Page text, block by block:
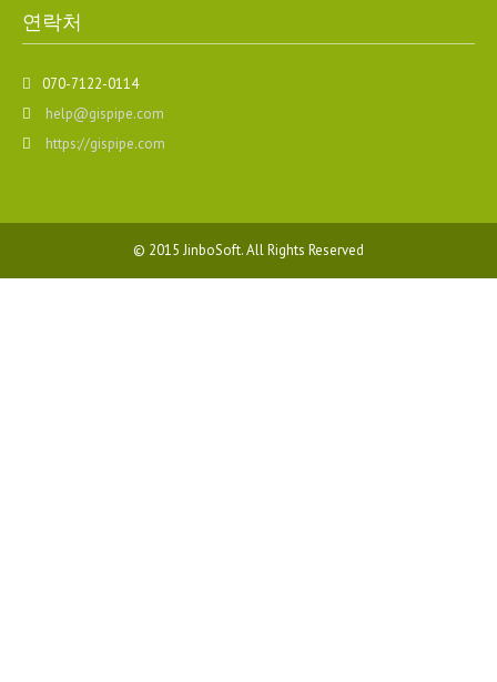
연락처
070-7122-0114
help@gispipe.com
https://gispipe.com
© 2015 JinboSoft.All Rights Reserved